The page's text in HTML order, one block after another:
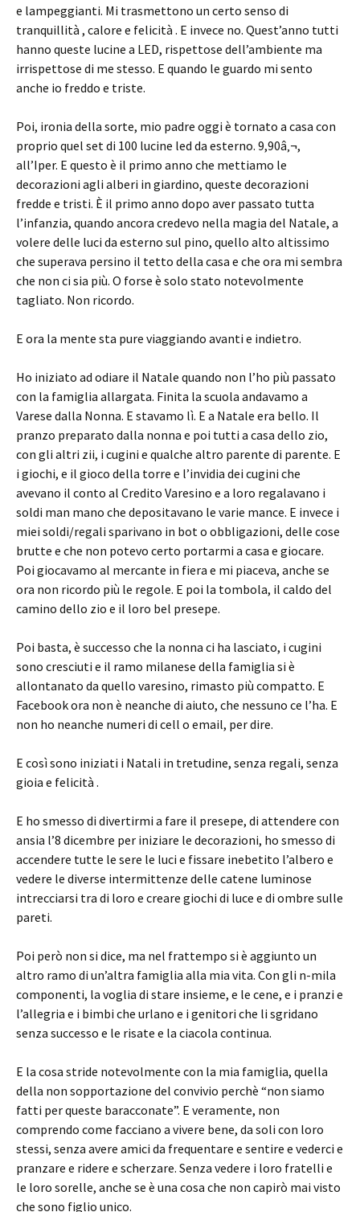
e lampeggianti. Mi trasmettono un certo senso di
tranquillità , calore e felicità . E invece no. Quest’anno tutti
hanno queste lucine a LED, rispettose dell’ambiente ma
irrispettose di me stesso. E quando le guardo mi sento
anche io freddo e triste.
Poi, ironia della sorte, mio padre oggi è tornato a casa con
proprio quel set di 100 lucine led da esterno. 9,90â‚¬,
all’Iper. E questo è il primo anno che mettiamo le
decorazioni agli alberi in giardino, queste decorazioni
fredde e tristi. È il primo anno dopo aver passato tutta
l’infanzia, quando ancora credevo nella magia del Natale, a
volere delle luci da esterno sul pino, quello alto altissimo
che superava persino il tetto della casa e che ora mi sembra
che non ci sia più. O forse è solo stato notevolmente
tagliato. Non ricordo.
E ora la mente sta pure viaggiando avanti e indietro.
Ho iniziato ad odiare il Natale quando non l’ho più passato
con la famiglia allargata. Finita la scuola andavamo a
Varese dalla Nonna. E stavamo lì. E a Natale era bello. Il
pranzo preparato dalla nonna e poi tutti a casa dello zio,
con gli altri zii, i cugini e qualche altro parente di parente. E
i giochi, e il gioco della torre e l’invidia dei cugini che
avevano il conto al Credito Varesino e a loro regalavano i
soldi man mano che depositavano le varie mance. E invece i
miei soldi/regali sparivano in bot o obbligazioni, delle cose
brutte e che non potevo certo portarmi a casa e giocare.
Poi giocavamo al mercante in fiera e mi piaceva, anche se
ora non ricordo più le regole. E poi la tombola, il caldo del
camino dello zio e il loro bel presepe.
Poi basta, è successo che la nonna ci ha lasciato, i cugini
sono cresciuti e il ramo milanese della famiglia si è
allontanato da quello varesino, rimasto più compatto. E
Facebook ora non è neanche di aiuto, che nessuno ce l’ha. E
non ho neanche numeri di cell o email, per dire.
E così sono iniziati i Natali in tretudine, senza regali, senza
gioia e felicità .
E ho smesso di divertirmi a fare il presepe, di attendere con
ansia l’8 dicembre per iniziare le decorazioni, ho smesso di
accendere tutte le sere le luci e fissare inebetito l’albero e
vedere le diverse intermittenze delle catene luminose
intrecciarsi tra di loro e creare giochi di luce e di ombre sulle
pareti.
Poi però non si dice, ma nel frattempo si è aggiunto un
altro ramo di un’altra famiglia alla mia vita. Con gli n-mila
componenti, la voglia di stare insieme, e le cene, e i pranzi e
l’allegria e i bimbi che urlano e i genitori che li sgridano
senza successo e le risate e la ciacola continua.
E la cosa stride notevolmente con la mia famiglia, quella
della non sopportazione del convivio perchè “non siamo
fatti per queste baracconate”. E veramente, non
comprendo come facciano a vivere bene, da soli con loro
stessi, senza avere amici da frequentare e sentire e vederci e
pranzare e ridere e scherzare. Senza vedere i loro fratelli e
le loro sorelle, anche se è una cosa che non capirò mai visto
che sono figlio unico.